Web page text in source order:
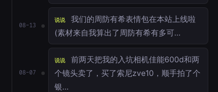
08-13
说说
我们的周防有希表情包在本站上线啦
(素材来自我算出了周防有希有多可…
08-07
说说
前两天把我的入坑相机佳能600d和两
个镜头卖了，买了索尼zve10，顺手拍了个
银…